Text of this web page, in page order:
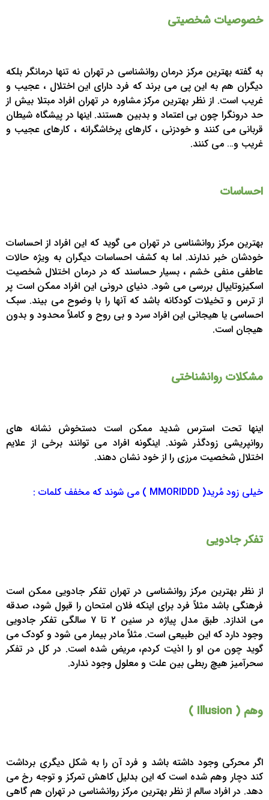
خصوصیات شخصیتی
به گفته بهترین مرکز درمان روانشناسی در تهران نه تنها درمانگر بلکه
دیگران هم به این پی می برند که فرد دارای این اختلال ، عجیب و
غریب است. از نظر بهترین مرکز مشاوره در تهران افراد مبتلا بیش از
حد درونگرا چون بی اعتماد و بدبین هستند. اینها در پیشگاه شیطان
قربانی می کنند و خودزنی ، کارهای پرخاشگرانه ، کارهای عجیب و
غریب و… می کنند.
احساسات
بهترین مرکز روانشناسی در تهران می گوید که این افراد از احساسات
خودشان خبر ندارند. اما به کشف احساسات دیگران به ویژه حالات
عاطفی منفی خشم ، بسیار حساسند که در درمان اختلال شخصیت
اسکیزوتایپال بررسی می شود. دنیای درونی این افراد ممکن است پر
از ترس و تخیلات کودکانه باشد که آنها را با وضوح می بیند. سبک
احساسی یا هیجانی این افراد سرد و بی روح و کاملاً محدود و بدون
هیجان است.
مشکلات روانشناختی
اینها تحت استرس شدید ممکن است دستخوش نشانه های
روانپریشی زودگذر شوند. اینگونه افراد می توانند برخی از علایم
اختلال شخصیت مرزی را از خود نشان دهند.
خیلی زود مُرید( MMORIDDD ) می شوند که مخفف کلمات :
تفکر جادویی
از نظر بهترین مرکز روانشناسی در تهران تفکر جادویی ممکن است
فرهنگی باشد مثلاً فرد برای اینکه فلان امتحان را قبول شود، صدقه
می اندازد. طبق مدل پیاژه در سنین ۲ تا ۷ سالگی تفکر جادویی
وجود دارد که این طبیعی است. مثلاً مادر بیمار می شود و کودک می
گوید چون من او را اذیت کردم، مریض شده است. در کل در تفکر
سحرآمیز هیچ ربطی بین علت و معلول وجود ندارد.
وهم ( Illusion )
اگر محرکی وجود داشته باشد و فرد آن را به شکل دیگری برداشت
کند دچار وهم شده است که این بدلیل کاهش تمرکز و توجه رخ می
دهد. در افراد سالم از نظر بهترین مرکز روانشناسی در تهران هم گاهی